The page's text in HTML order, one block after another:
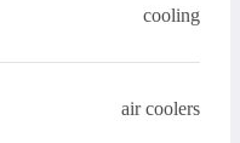
cooling
air coolers